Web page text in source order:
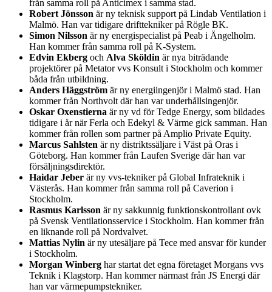
från samma roll på Anticimex i samma stad.
Robert Jönsson är ny teknisk support på Lindab Ventilation i
Malmö. Han var tidigare drifttekniker på Rögle BK.
Simon Nilsson är ny energispecialist på Peab i Ängelholm.
Han kommer från samma roll på K-System.
Edvin Ekberg och Alva Sköldin är nya biträdande
projektörer på Metator vvs Konsult i Stockholm och kommer
båda från utbildning.
Anders Häggström är ny energiingenjör i Malmö stad. Han
kommer från Northvolt där han var underhållsingenjör.
Oskar Oxenstierna är ny vd för Tedge Energy, som bildades
tidigare i år när Ferla och Edekyl & Värme gick samman. Han
kommer från rollen som partner på Amplio Private Equity.
Marcus Sahlsten är ny distriktssäljare i Väst på Oras i
Göteborg. Han kommer från Laufen Sverige där han var
försäljningsdirektör.
Haidar Jeber är ny vvs-tekniker på Global Infrateknik i
Västerås. Han kommer från samma roll på Caverion i
Stockholm.
Rasmus Karlsson är ny sakkunnig funktionskontrollant ovk
på Svensk Ventilationsservice i Stockholm. Han kommer från
en liknande roll på Nordvalvet.
Mattias Nylin är ny utesäljare på Tece med ansvar för kunder
i Stockholm.
Morgan Winberg har startat det egna företaget Morgans vvs
Teknik i Klagstorp. Han kommer närmast från JS Energi där
han var värmepumpstekniker.